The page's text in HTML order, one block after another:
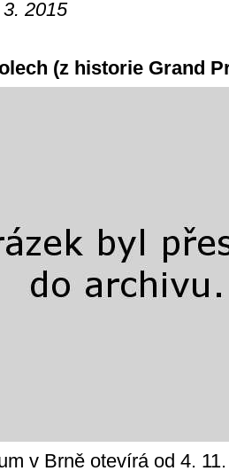
2015
(z historie Grand
v Brně otevírá od 4.